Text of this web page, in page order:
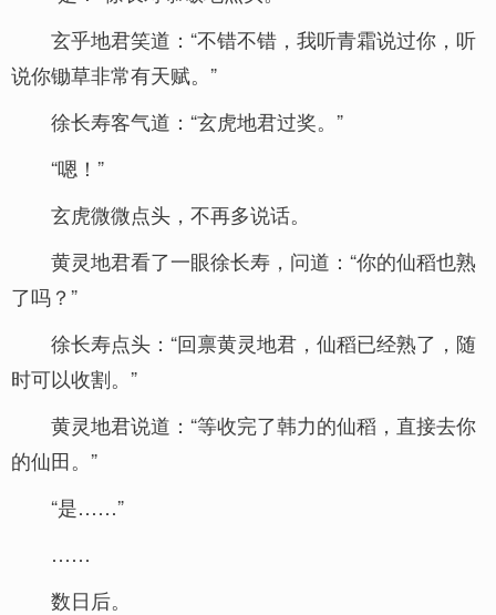
玄乎地君笑道：“不错不错，我听青霜说过你，听
说你锄草非常有天赋。”
徐长寿客气道：“玄虎地君过奖。”
“嗯！”
玄虎微微点头，不再多说话。
黄灵地君看了一眼徐长寿，问道：“你的仙稻也熟
了吗？”
徐长寿点头：“回禀黄灵地君，仙稻已经熟了，随
时可以收割。”
黄灵地君说道：“等收完了韩力的仙稻，直接去你
的仙田。”
“是……”
……
数日后。